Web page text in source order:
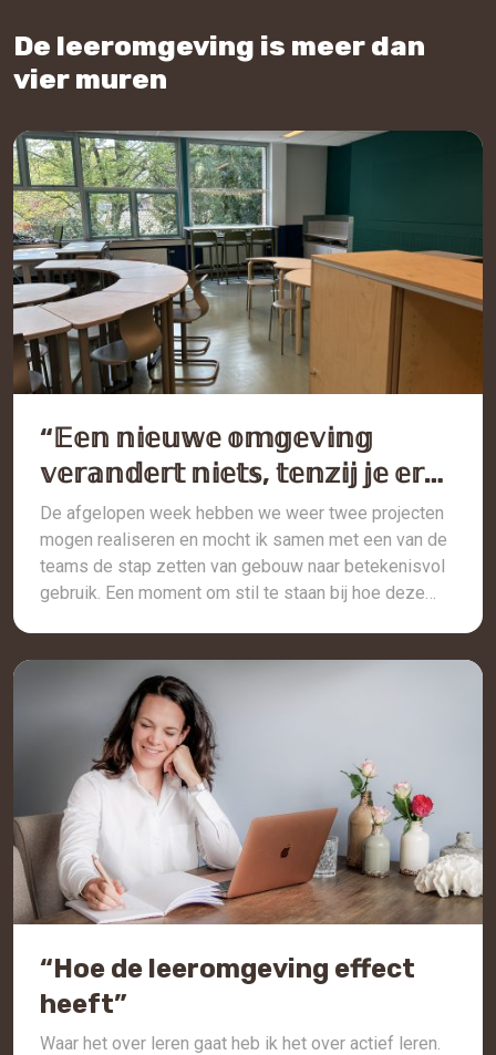
De leeromgeving is meer dan
vier muren
“𝔼𝕖𝕟 𝕟𝕚𝕖𝕦𝕨𝕖 𝕠𝕞𝕘𝕖𝕧𝕚𝕟𝕘
𝕧𝕖𝕣𝕒𝕟𝕕𝕖𝕣𝕥 𝕟𝕚𝕖𝕥𝕤, 𝕥𝕖𝕟𝕫𝕚𝕛 𝕛𝕖 𝕖𝕣
𝕒𝕟𝕕𝕖𝕣𝕤 𝕚𝕟 𝕝𝕖𝕖𝕣𝕥 𝕙𝕒𝕟𝕕𝕖𝕝𝕖𝕟.”
De afgelopen week hebben we weer twee projecten
mogen realiseren en mocht ik samen met een van de
teams de stap zetten van gebouw naar betekenisvol
gebruik. Een moment om stil te staan bij hoe deze
eigenaarschap, autonomie, welzijn en beweging […]
“Hoe de leeromgeving effect
heeft”
Waar het over leren gaat heb ik het over actief leren.